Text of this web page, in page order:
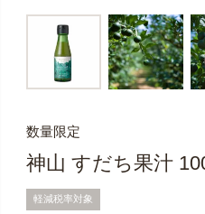
数量限定
神山 すだち果汁
軽減税率対象